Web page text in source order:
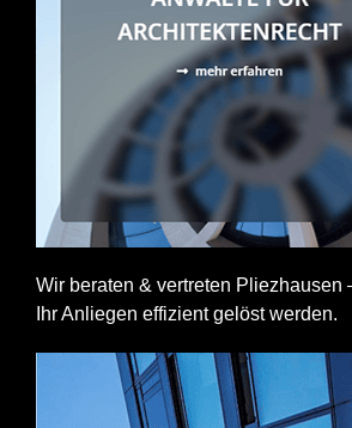
Wir beraten & vertreten
Ihr Anliegen effizient gelöst werden.